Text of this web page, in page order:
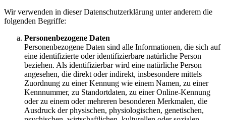
Wir verwenden in dieser Datenschutzerklärung unter anderem die
folgenden Begriffe:
Personenbezogene Daten
Personenbezogene Daten sind alle Informationen, die sich auf
eine identifizierte oder identifizierbare natürliche Person
beziehen. Als identifizierbar wird eine natürliche Person
angesehen, die direkt oder indirekt, insbesondere mittels
Zuordnung zu einer Kennung wie einem Namen, zu einer
Kennnummer, zu Standortdaten, zu einer Online-Kennung
oder zu einem oder mehreren besonderen Merkmalen, die
Ausdruck der physischen, physiologischen, genetischen,